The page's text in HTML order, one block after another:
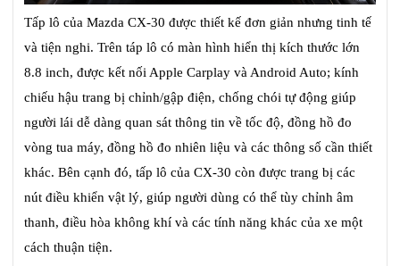
Tấp lô của Mazda CX-30 được thiết kế đơn giản nhưng tinh tế
và tiện nghi. Trên táp lô có màn hình hiển thị kích thước lớn
8.8 inch, được kết nối Apple Carplay và Android Auto; kính
chiếu hậu trang bị chỉnh/gập điện, chống chói tự động giúp
người lái dễ dàng quan sát thông tin về tốc độ, đồng hồ đo
vòng tua máy, đồng hồ đo nhiên liệu và các thông số cần thiết
khác. Bên cạnh đó, tấp lô của CX-30 còn được trang bị các
nút điều khiển vật lý, giúp người dùng có thể tùy chỉnh âm
thanh, điều hòa không khí và các tính năng khác của xe một
cách thuận tiện.